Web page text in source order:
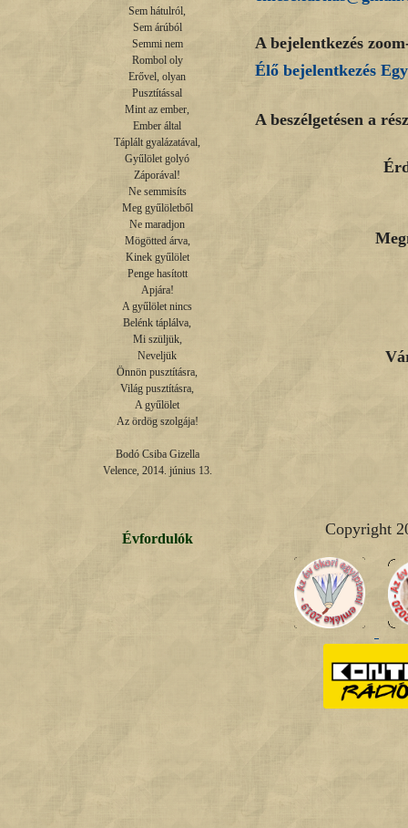
Sem hátulról,
Sem árúból
Semmi nem
Rombol oly
Erővel, olyan
Pusztítással
Mint az ember,
Ember által
Táplált gyalázatával,
Gyűlölet golyó
Záporával!
Ne semmisíts
Meg gyűlöletből
Ne maradjon
Mögötted árva,
Kinek gyűlölet
Penge hasított
Apjára!
A gyűlölet nincs
Belénk táplálva,
Mi szüljük,
Neveljük
Önnön pusztításra,
Világ pusztításra,
A gyűlölet
Az ördög szolgája!
Bodó Csiba Gizella
Velence, 2014. június 13.
Évfordulók
A bejelentkezés
Élő bejelentkezés
A beszélgetésen a
Copyright